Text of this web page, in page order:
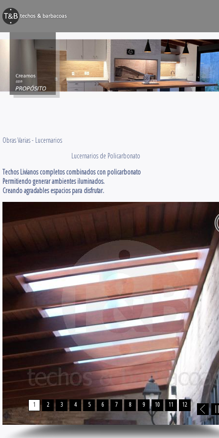
Decks y
Obras Varias
Contacto
Obras Varias - Lucernarios
Lucernarios de Policarbonato
Techos Livianos completos combinados con policarbonato
Permitiendo generar ambientes iluminados.
Creando agradables espacios para disfrutar.
1 2 3 4 5 6 7 8 9 10 11 12